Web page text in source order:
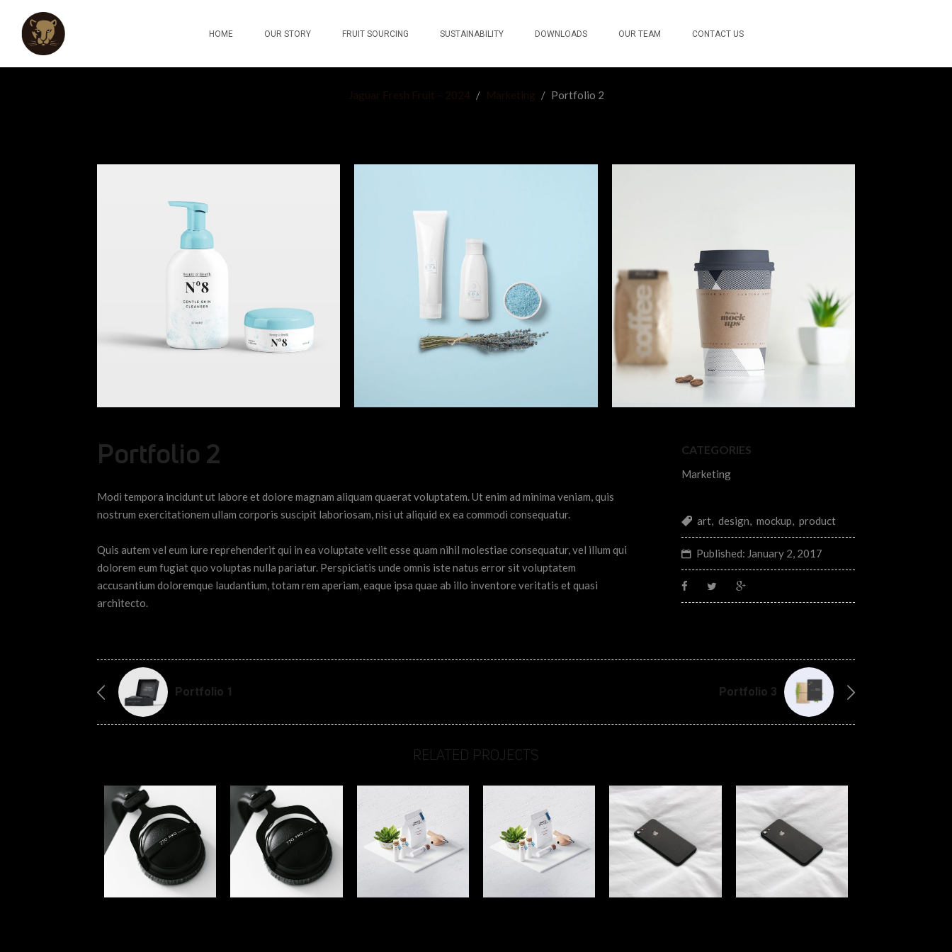
HOME OUR STORY FRUIT SOURCING SUSTAINABILITY DOWNLOADS OUR TEAM CONTACT US
Jaguar Fresh Fruit – 2024 / Marketing / Portfolio 2
Portfolio 2
Modi tempora incidunt ut labore et dolore magnam aliquam quaerat voluptatem. Ut enim ad minima veniam, quis
nostrum exercitationem ullam corporis suscipit laboriosam, nisi ut aliquid ex ea commodi consequatur.
Quis autem vel eum iure reprehenderit qui in ea voluptate velit esse quam nihil molestiae consequatur, vel illum qui
dolorem eum fugiat quo voluptas nulla pariatur. Perspiciatis unde omnis iste natus error sit voluptatem
accusantium doloremque laudantium, totam rem aperiam, eaque ipsa quae ab illo inventore veritatis et quasi
architecto.
CATEGORIES
Marketing
art, design, mockup, product
Published: January 2, 2017
Portfolio 1 Portfolio 3
RELATED PROJECTS